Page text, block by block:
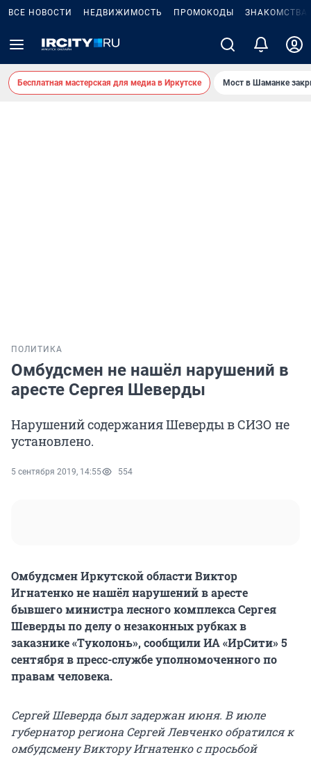
ВСЕ НОВОСТИ НЕДВИЖИМОСТЬ ПРОМОКОДЫ ЗНАКОМСТВА
Бесплатная мастерская для медиа в Иркутске Мост в Шаманке
ПОЛИТИКА
Омбудсмен не нашёл нарушений в
аресте Сергея Шеверды
Нарушений содержания Шеверды в СИЗО не
установлено.
5 сентября 2019, 14:55 554
Омбудсмен Иркутской области Виктор
Игнатенко не нашёл нарушений в аресте
бывшего министра лесного комплекса Сергея
Шеверды по делу о незаконных рубках в
заказнике «Туколонь», сообщили ИА «ИрСити» 5
сентября в пресс-службе уполномоченного по
правам человека.
Сергей Шеверда был задержан июня. В июле
губернатор региона Сергей Левченко обратился к
омбудсмену Виктору Игнатенко с просьбой